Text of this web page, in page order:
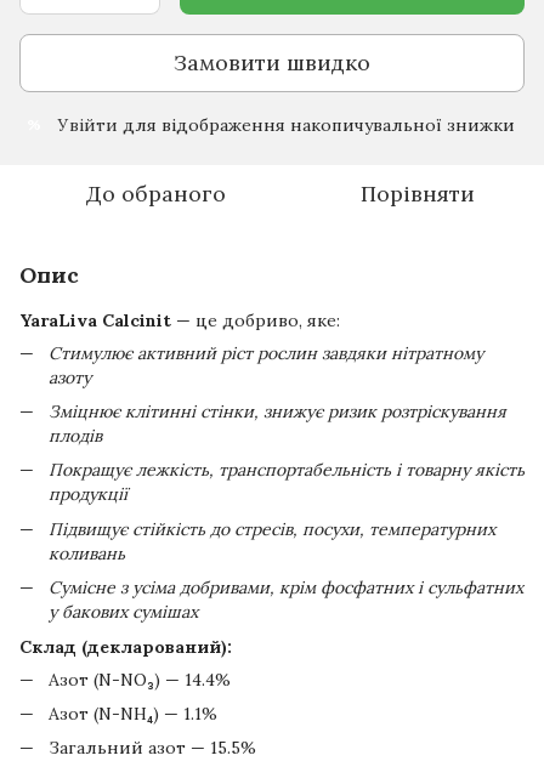
Замовити швидко
Увійти для відображення накопичувальної знижки
До обраного Порівняти
Опис
YaraLiva Calcinit — це добриво, яке:
Стимулює активний ріст рослин завдяки нітратному
азоту
Зміцнює клітинні стінки, знижує ризик розтріскування
плодів
Покращує лежкість, транспортабельність і товарну якість
продукції
Підвищує стійкість до стресів, посухи, температурних
коливань
Сумісне з усіма добривами, крім фосфатних і сульфатних
у бакових сумішах
Склад (декларований):
Азот (N-NO₃) — 14.4%
Азот (N-NH₄) — 1.1%
Загальний азот — 15.5%